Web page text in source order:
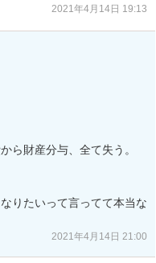
2021年4月14日 19:13
ら財産分与、全て失う。
りたいって言ってて本当な
2021年4月14日 21:00